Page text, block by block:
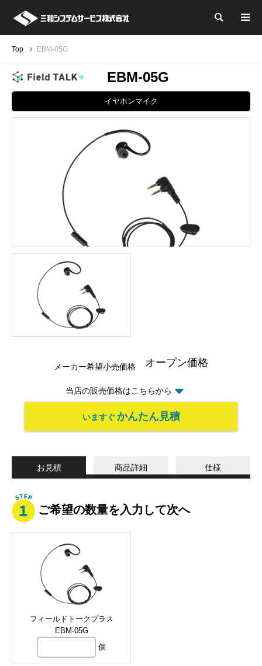
検索
Top EBM-05G
EBM-05G
イヤホンマイク
メーカー希望小売価格 オープン価格
当店の販売価格はこちらから
いますぐ かんたん見積
お見積 商品詳細 仕様
ご希望の数量を入力して次へ
フィールドトークプラス
EBM-05G
個